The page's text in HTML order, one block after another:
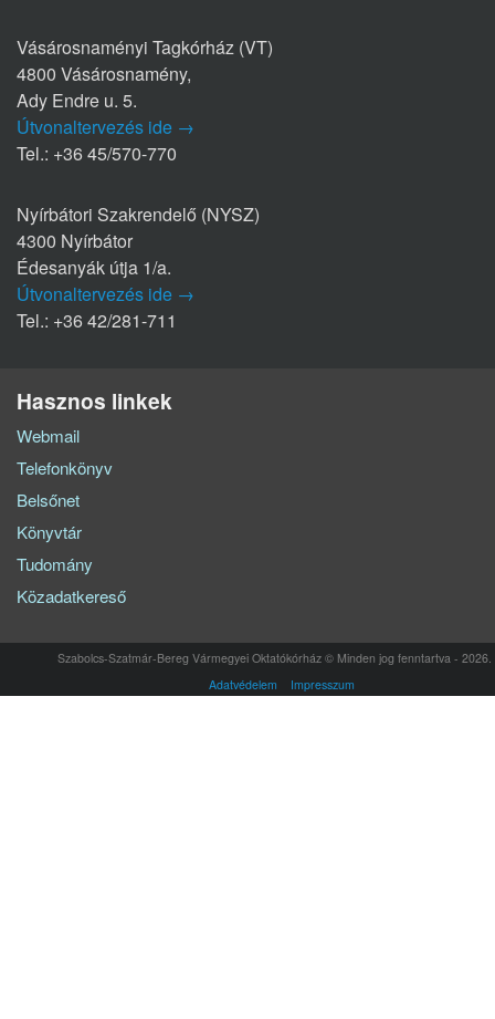
Vásárosnaményi Tagkórház (VT)
4800 Vásárosnamény,
Ady Endre u. 5.
Útvonaltervezés ide →
Tel.: +36 45/570-770
Nyírbátori Szakrendelő (NYSZ)
4300 Nyírbátor
Édesanyák útja 1/a.
Útvonaltervezés ide →
Tel.: +36 42/281-711
Hasznos linkek
Webmail
Telefonkönyv
Belsőnet
Könyvtár
Tudomány
Közadatkereső
Szabolcs-Szatmár-Bereg Vármegyei Oktatókórház © Minden jog fenntartva - 2026.
Adatvédelem
Impresszum